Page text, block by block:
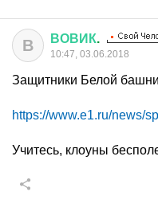
В ВОВИК.
10:47, 03.06.2018
Защитники Белой
https://www.e1.ru/news/
Учитесь, клоуны